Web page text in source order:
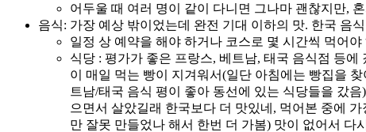
어두울 때 여러 명이 같이 다니면 그나마 괜찮지만,
음식: 가장 예상 밖이었는데 완전 기대 이하의 맛. 한국 음
일정 상 예약을 해야 하거나 코스로 몇 시간씩 먹어
식당 : 평가가 좋은 프랑스, 베트남, 태국 음식점 등
이 매일 먹는 빵이 지겨워서(일단 아침에는 빵집을
트남/태국 음식 평이 좋아 동선에 있는 식당들을 갔
으면서 살았길래 한국보다 더 맛있네, 먹어본 중에
만 잘못 만들었나 해서 한번 더 가봄) 맛이 없어서 다